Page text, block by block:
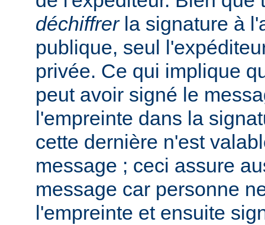
déchiffrerla signature à
publique, seul
privée. Ce qui implique
peut avoir signé le
l'empreinte dans la
cette dernière n'est
message ; ceci assure
message car personne
l'empreinte et ensuite